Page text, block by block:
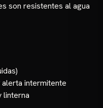
son resistentes al agua
intermitente
linterna